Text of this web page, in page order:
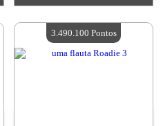
Quantidade disponível:4
3.490.100 Pontos